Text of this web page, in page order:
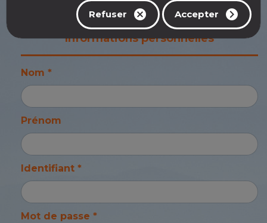
Refuser Accepter
Informations personnelles
Nom *
Prénom
Identifiant *
Mot de passe *